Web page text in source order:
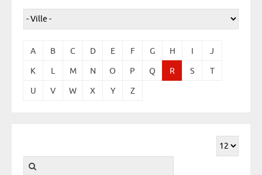
A B C D E F G H I J
K L M N O P Q R S T
U V W X Y Z